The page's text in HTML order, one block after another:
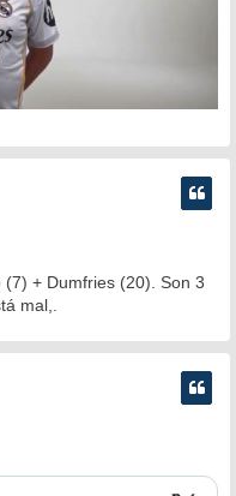
+ Dumfries (20). Son 3
mal,.